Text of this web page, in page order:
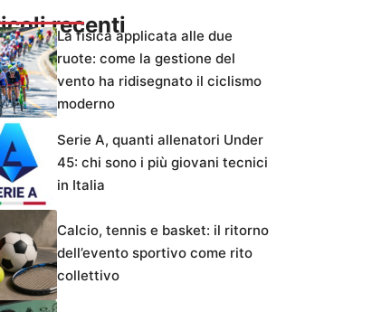
recenti
La fisica applicata alle due
ruote: come la gestione del
vento ha ridisegnato il ciclismo
moderno
Serie A, quanti allenatori Under
45: chi sono i più giovani tecnici
in Italia
Calcio, tennis e basket: il ritorno
dell’evento sportivo come rito
collettivo